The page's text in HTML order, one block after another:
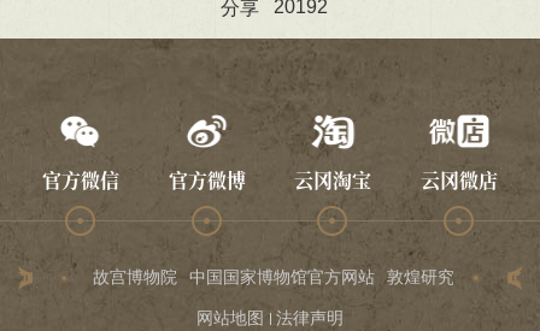
分享 20192
官方微信 官方微博 云冈淘宝 云冈微店
故宫博物院 中国国家博物馆官方网站 敦煌研究院 龙门石
网站地图 法律声明